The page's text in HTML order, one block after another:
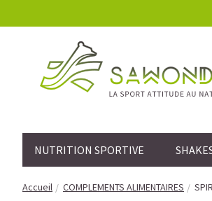
NUTRITION SPORTIVE
Accueil COMPLEMENTS ALIMENTAIRES